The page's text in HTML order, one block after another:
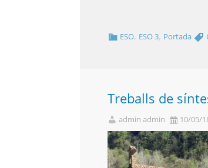
ESO, ESO 3, Portada
Treballs de
admin admin 10/05/